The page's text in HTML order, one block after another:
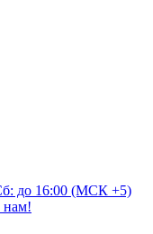
до 16:00 (МСК +5)
нам!